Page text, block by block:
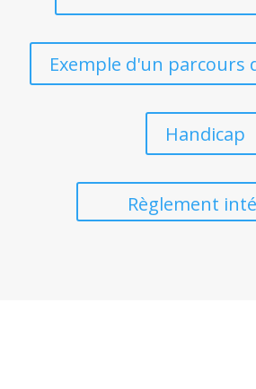
Exemple d'un parcours
Handicap
Règlement